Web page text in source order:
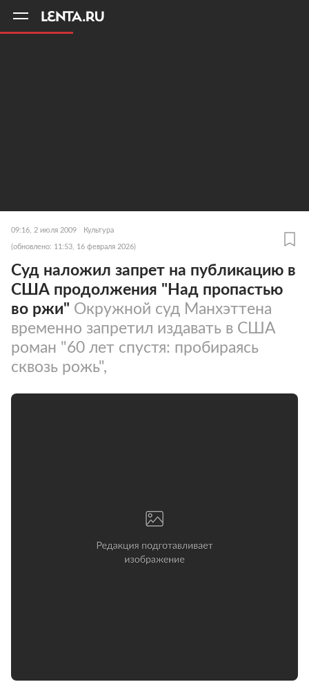
09:16, 2 июля 2009 Культура
(обновлено: 11:53, 16 февраля 2026)
Суд наложил запрет на публикацию в
США продолжения "Над пропастью
во ржи" Окружной суд Манхэттена
временно запретил издавать в США
роман "60 лет спустя: пробираясь
сквозь рожь",